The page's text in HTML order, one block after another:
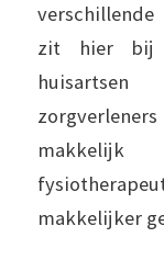
zit hier bij
makkelijker